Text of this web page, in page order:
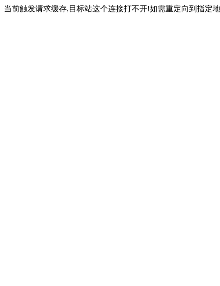
当前触发请求缓存,目标站这个连接打不开!如需重定向到指定